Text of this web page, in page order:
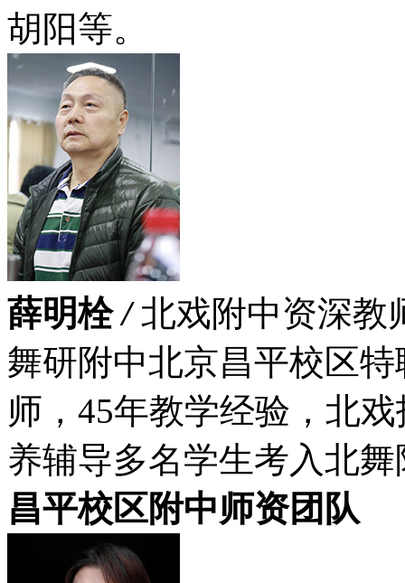
胡阳等。
薛明栓/ 北戏附中资深教
舞研附中北京昌平校区
师，45年教学经验，北
养辅导多名学生考入北
昌平校区附中师资团队